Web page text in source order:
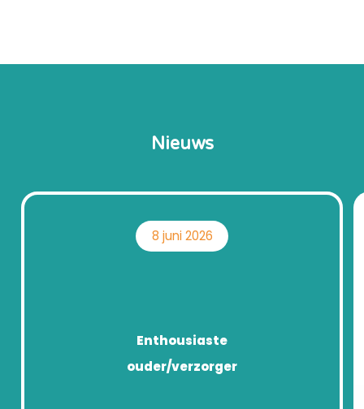
Nieuws
8 juni 2026
Enthousiaste
ouder/verzorger